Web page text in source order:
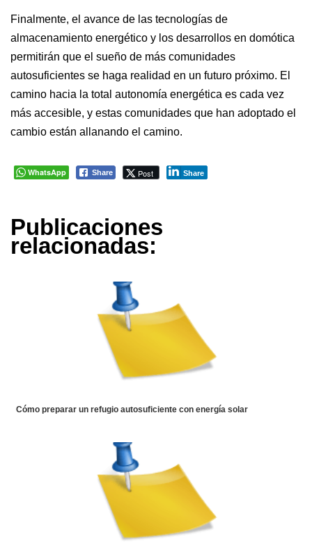
Finalmente, el avance de las tecnologías de
almacenamiento energético y los desarrollos en domótica
permitirán que el sueño de más comunidades
autosuficientes se haga realidad en un futuro próximo. El
camino hacia la total autonomía energética es cada vez
más accesible, y estas comunidades que han adoptado el
cambio están allanando el camino.
WhatsApp Share Post Share
Publicaciones
relacionadas:
Cómo preparar un refugio autosuficiente con energía solar